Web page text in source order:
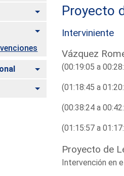
Alternar
Alternar
Alternar
Alternar
Proyecto
Interviniente
Vázquez
(00:19:05 a
(01:18:45 a
(00:38:24 a
(01:15:57 a
Proyecto de
Intervención en